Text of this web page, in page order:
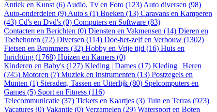
Antiek en Kunst (6) Audio, Tv en Foto (123) Auto diversen (98)
Auto-onderdelen (9) Auto's (1) Boeken (13) Caravans en Kamperen
(43) Cd's en Dvd's (0) Computers en Software (83)
Contacten en Berichten (0) Diensten en Vakmensen (14) Dieren en
Toebehoren (72) Diversen (114) Doe-het-zelf en Verbouw (1302)
Fietsen en Brommers (32) Hobby en Vrije tijd (16) Huis en
Inrichting (1768) Huizen en Kamers (0)
Kinderen en Baby's (127) Kleding | Dames (17) Kleding | Heren
(745) Motoren (7) Muziek en Instrumenten (13) Postzegels en
Munten (1) Sieraden, Tassen en Uiterlijk (80) Spelcomputers en
Games (5) Sport en Fitness (116)
Telecommunicatie (37) Tickets en Kaartjes (3) Tuin en Terras (923)
Vacatures (0) Vakantie (0) Verzamelen (29) Watersport en Boten